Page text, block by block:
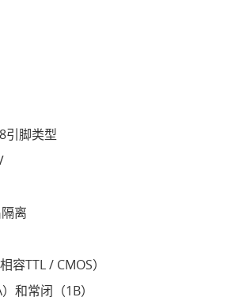
引脚类型
离
容TTL / CMOS）
和常闭（1B）